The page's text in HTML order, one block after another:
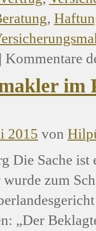
,
| Kommentare
im
2015 von
Die Sache ist
zum
„Der